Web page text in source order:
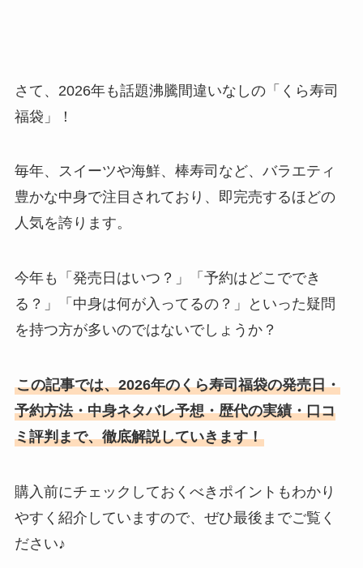
さて、2026年も話題沸騰間違いなしの「くら寿司
福袋」！
毎年、スイーツや海鮮、棒寿司など、バラエティ
豊かな中身で注目されており、即完売するほどの
人気を誇ります。
今年も「発売日はいつ？」「予約はどこででき
る？」「中身は何が入ってるの？」といった疑問
を持つ方が多いのではないでしょうか？
この記事では、2026年のくら寿司福袋の発売日・
予約方法・中身ネタバレ予想・歴代の実績・口コ
ミ評判まで、徹底解説していきます！
購入前にチェックしておくべきポイントもわかり
やすく紹介していますので、ぜひ最後までご覧く
ださい♪